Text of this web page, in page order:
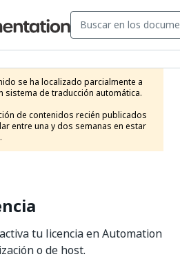
se ha localizado parcialmente a
sistema de traducción automática.
de contenidos recién publicados
entre una y dos semanas en estar
tu licencia en Automation
o de host.